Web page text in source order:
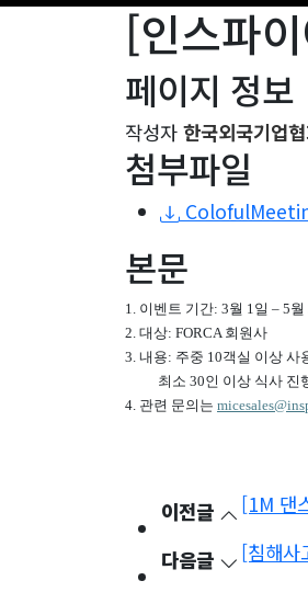
[인스파
페이지 정보
작성자 한국외국기업
첨부파일
본문
1. 이벤트 기간: 3월 1일 – 5월
2. 대상: FORCA 회원사
3. 내용: 주중 10객실 이상 사
최소 30인 이상 식사 진
4. 관련 문의는
이전글 [1M 댄
다음글
[침해사